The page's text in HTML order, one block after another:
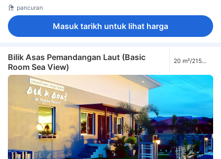
pancuran
Masuk tarikh untuk lihat harga
Bilik Asas Pemandangan Laut (Basic
Room Sea View)
20 m²/215